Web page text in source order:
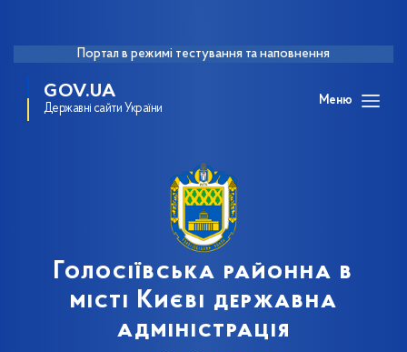
Портал в режимі тестування та наповнення
GOV.UA
Державні сайти України
Меню
Голосіївська районна в
місті Києві державна
адміністрація